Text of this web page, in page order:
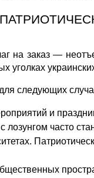
на заказ —
уголках
следующих
и
часто